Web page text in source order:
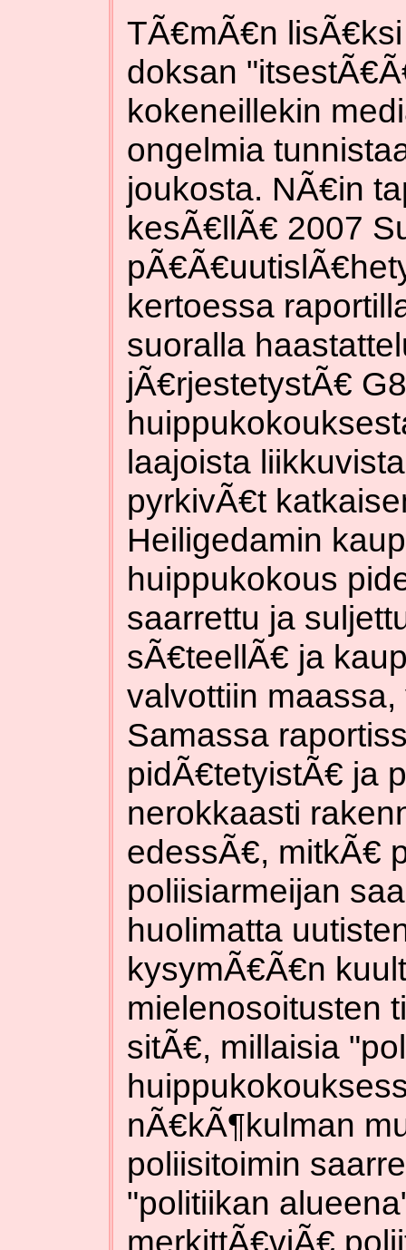
TÃ€mÃ€n
doksan
kokeneillekin
ongelmia
joukosta. NÃ€in
kesÃ€llÃ€ 2007
kertoessa
suoralla
jÃ€rjestetystÃ€
laajoista
pyrkivÃ€t
Heiligedamin
huippukokous
saarrettu ja
sÃ€teellÃ€ ja
valvottiin
Samassa
pidÃ€tetyistÃ€ ja
nerokkaasti
edessÃ€, mitkÃ€
poliisiarmeijan
huolimatta
kysymÃ€Ã€n
mielenosoitusten
sitÃ€, millaisia
nÃ€kÃ¶kulman
poliisitoimin
"politiikan
merkittÃ€viÃ€